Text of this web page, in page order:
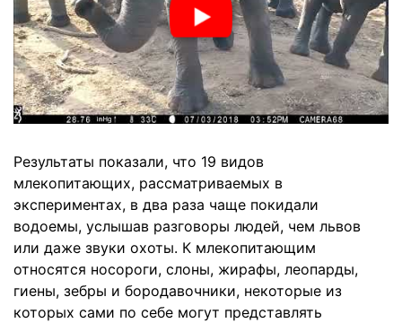
Результаты показали, что 19 видов
млекопитающих, рассматриваемых в
экспериментах, в два раза чаще покидали
водоемы, услышав разговоры людей, чем львов
или даже звуки охоты. К млекопитающим
относятся носороги, слоны, жирафы, леопарды,
гиены, зебры и бородавочники, некоторые из
которых сами по себе могут представлять